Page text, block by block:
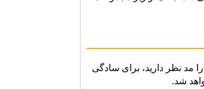
داده را مد نظر دارید، برای سادگی
شد.